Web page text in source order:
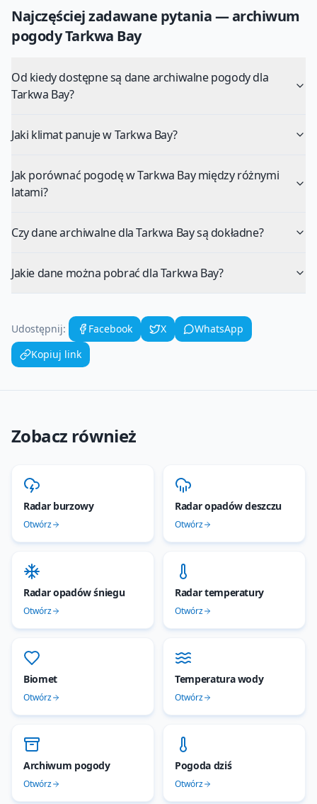
Najczęściej zadawane pytania — archiwum
pogodyTarkwa Bay
Od kiedy dostępne są dane archiwalne pogody dla
Tarkwa Bay?
Jaki klimat panuje w Tarkwa Bay?
Jak porównać pogodę w Tarkwa Bay między różnymi
latami?
Czy dane archiwalne dla Tarkwa Bay są dokładne?
Jakie dane można pobrać dla Tarkwa Bay?
Udostępnij: Facebook X
WhatsApp
Kopiuj link
Zobacz również
Radar burzowy
Otwórz
Radar opadów deszczu
Otwórz
Radar opadów śniegu
Otwórz
Radar temperatury
Otwórz
Biomet
Otwórz
Temperatura wody
Otwórz
Archiwum pogody
Otwórz
Pogoda dziś
Otwórz